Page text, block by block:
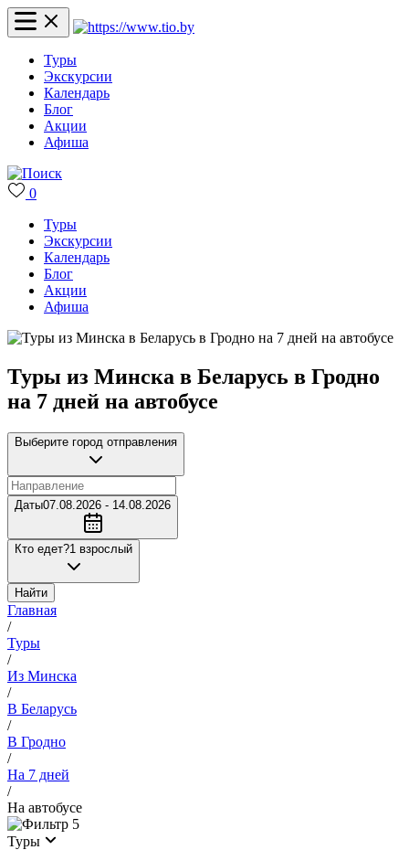
Туры
Экскурсии
Календарь
Блог
Акции
Афиша
0
Туры
Экскурсии
Календарь
Блог
Акции
Афиша
Туры из Минска в Беларусь в Гродно
на 7 дней на автобусе
Выберите город отправления
Даты07.08.2026 - 14.08.2026
Кто едет?1 взрослый
Найти
Главная
/
Туры
/
Из Минска
/
В Беларусь
/
В Гродно
/
На 7 дней
/
На автобусе
5
Туры